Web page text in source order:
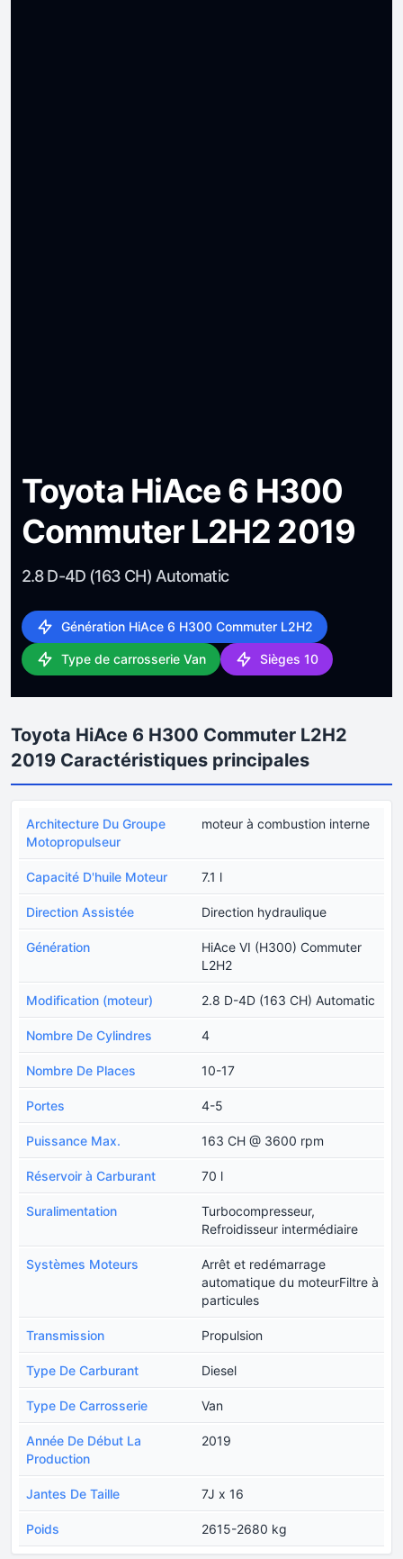
Toyota HiAce 6 H300
Commuter L2H2 2019
2.8 D-4D (163 CH) Automatic
Génération HiAce 6 H300 Commuter L2H2
Type de carrosserie Van Sièges 10
Toyota HiAce 6 H300 Commuter L2H2
2019 Caractéristiques principales
Architecture Du Groupe
Motopropulseur
moteur à combustion interne
Capacité D'huile Moteur 7.1 l
Direction Assistée Direction hydraulique
Génération
HiAce VI (H300) Commuter
L2H2
Modification (moteur) 2.8 D-4D (163 CH) Automatic
Nombre De Cylindres 4
Nombre De Places 10-17
Portes 4-5
Puissance Max. 163 CH @ 3600 rpm
Réservoir à Carburant 70 l
Suralimentation
Turbocompresseur,
Refroidisseur intermédiaire
Systèmes Moteurs
Arrêt et redémarrage
automatique du moteurFiltre à
particules
Transmission Propulsion
Type De Carburant Diesel
Type De Carrosserie Van
Année De Début La
Production
2019
Jantes De Taille 7J x 16
Poids 2615-2680 kg